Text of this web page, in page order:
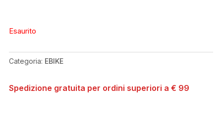
Esaurito
Categoria: EBIKE
Spedizione gratuita per ordini superiori a € 99